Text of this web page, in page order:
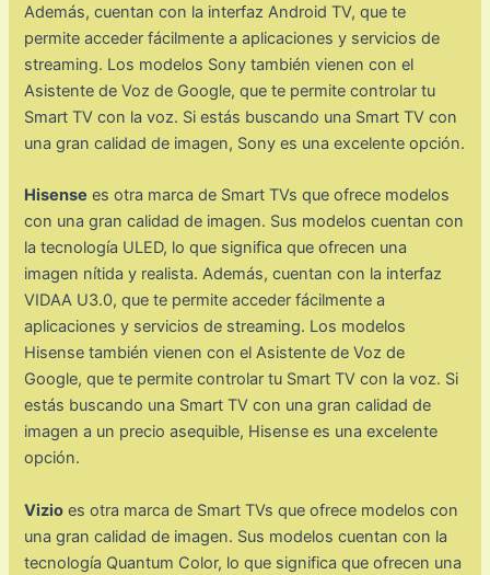
Además, cuentan con la interfaz Android TV, que te
permite acceder fácilmente a aplicaciones y servicios de
streaming. Los modelos Sony también vienen con el
Asistente de Voz de Google, que te permite controlar tu
Smart TV con la voz. Si estás buscando una Smart TV con
una gran calidad de imagen, Sony es una excelente opción.
Hisense es otra marca de Smart TVs que ofrece modelos
con una gran calidad de imagen. Sus modelos cuentan con
la tecnología ULED, lo que significa que ofrecen una
imagen nítida y realista. Además, cuentan con la interfaz
VIDAA U3.0, que te permite acceder fácilmente a
aplicaciones y servicios de streaming. Los modelos
Hisense también vienen con el Asistente de Voz de
Google, que te permite controlar tu Smart TV con la voz. Si
estás buscando una Smart TV con una gran calidad de
imagen a un precio asequible, Hisense es una excelente
opción.
Vizio es otra marca de Smart TVs que ofrece modelos con
una gran calidad de imagen. Sus modelos cuentan con la
tecnología Quantum Color, lo que significa que ofrecen una